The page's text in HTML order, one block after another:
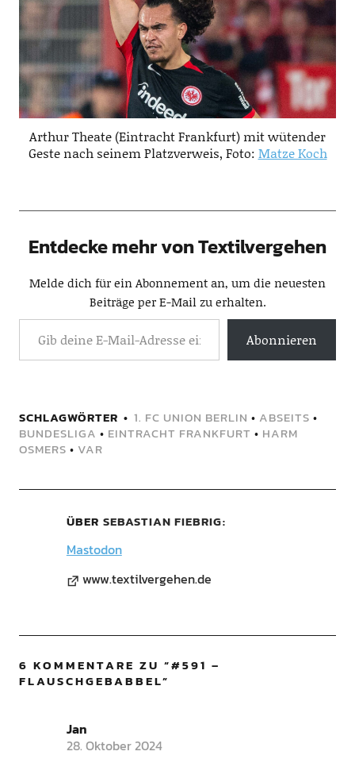
Arthur Theate (Eintracht Frankfurt) mit wütender
Geste nach seinem Platzverweis, Foto: Matze Koch
Entdecke mehr von Textilvergehen
Melde dich für ein Abonnement an, um die neuesten
Beiträge per E-Mail zu erhalten.
Abonnieren
SCHLAGWÖRTER 1. FC UNION BERLIN • ABSEITS •
BUNDESLIGA • EINTRACHT FRANKFURT • HARM
OSMERS • VAR
ÜBER SEBASTIAN FIEBRIG
Mastodon
www.textilvergehen.de
6 KOMMENTARE ZU “#591 –
FLAUSCHGEBABBEL”
Jan
28. Oktober 2024